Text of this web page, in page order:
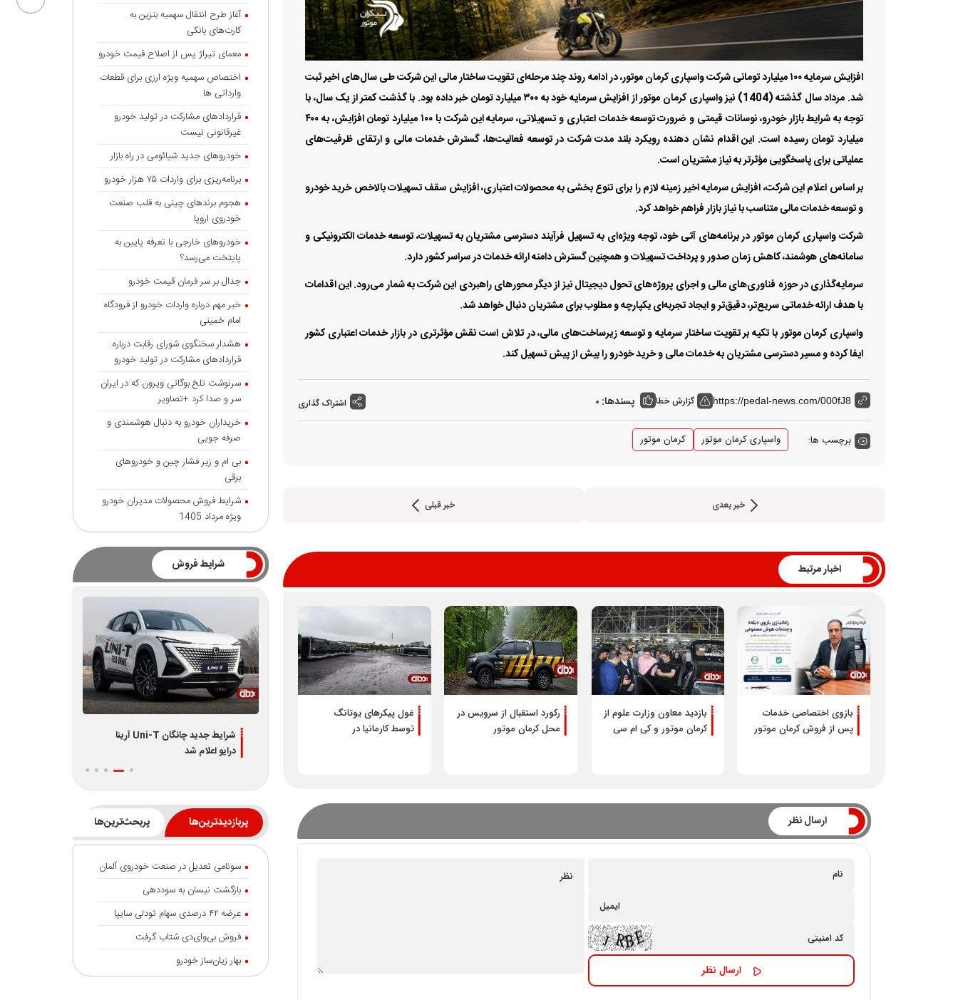
افزایش سرمایه ۱۰۰ میلیارد تومانی شرکت واسپاری کرمان موتور، در ادامه روند چند مرحله‌ای تقویت ساختار مالی این شرکت طی سال‌های اخیر ثبت
شد. مرداد سال گذشته (1404) نیز واسپاری کرمان موتور از افزایش سرمایه خود به ۳۰۰ میلیارد تومان خبر داده بود. با گذشت کمتر از یک سال، با
توجه به شرایط بازار خودرو، نوسانات قیمتی و ضرورت توسعه خدمات اعتباری و تسهیلاتی، سرمایه این شرکت با ۱۰۰ میلیارد تومان افزایش، به ۴۰۰
میلیارد تومان رسیده است. این اقدام نشان دهنده رویکرد بلند مدت شرکت در توسعه فعالیت‌ها، گسترش خدمات مالی و ارتقای ظرفیت‌های
عملیاتی برای پاسخگویی مؤثرتر به نیاز مشتریان است.
بر اساس اعلام این شرکت، افزایش سرمایه اخیر زمینه لازم را برای تنوع بخشی به محصولات اعتباری، افزایش سقف تسهیلات بالاخص خرید خودرو
و توسعه خدمات مالی متناسب با نیاز بازار فراهم خواهد کرد.
شرکت واسپاری کرمان موتور در برنامه‌های آتی خود، توجه ویژه‌ای به تسهیل فرآیند دسترسی مشتریان به تسهیلات، توسعه خدمات الکترونیکی و
سامانه‌های هوشمند، کاهش زمان صدور و پرداخت تسهیلات و همچنین گسترش دامنه ارائه خدمات در سراسر کشور دارد.
سرمایه‌گذاری در حوزه فناوری‌های مالی و اجرای پروژه‌های تحول دیجیتال نیز از دیگر محور‌های راهبردی این شرکت به شمار می‌رود. این اقدامات
با هدف ارائه خدماتی سریع‌تر، دقیق‌تر و ایجاد تجربه‌ای یکپارچه و مطلوب برای مشتریان دنبال خواهد شد.
واسپاری کرمان موتور با تکیه بر تقویت ساختار سرمایه و توسعه زیرساخت‌های مالی، در تلاش است نقش مؤثرتری در بازار خدمات اعتباری کشور
ایفا کرده و مسیر دسترسی مشتریان به خدمات مالی و خرید خودرو را بیش از پیش تسهیل کند.
https://pedal-news.com/000fJ8 گزارش خطا پسندها: 0 اشتراک گذاری
برچسب ها: واسپاری کرمان موتور کرمان موتور
خبر بعدی خبر قبلی
اخبار مرتبط
بازوی اختصاصی خدمات
پس از فروش کرمان موتور
بازدید معاون وزارت علوم از
کرمان موتور و کی ام سی
رکورد استقبال از سرویس در
محل کرمان موتور
غول پیکرهای یوتانگ
توسط کارمانیا در
ارسال نظر
آغاز طرح انتقال سهمیه بنزین به
کارت‌های بانکی
معمای تیراژ پس از اصلاح قیمت خودرو
اختصاص سهمیه ویژه ارزی برای قطعات
وارداتی ها
قراردادهای مشارکت در تولید خودرو
غیرقانونی نیست
خودروهای جدید شیائومی در راه بازار
برنامه‌ریزی برای واردات ۷۵ هزار خودرو
هجوم برندهای چینی به قلب صنعت
خودروی اروپا
خودروهای خارجی با تعرفه پایین به
پایتخت می‌رسد؟
جدال بر سر فرمان قیمت خودرو
خبر مهم درباره واردات خودرو از فرودگاه
امام خمینی
هشدار سخنگوی شورای رقابت درباره
قرارداد‌های مشارکت در تولید خودرو
سرنوشت تلخ بوگاتی ویرون که در ایران
سر و صدا کرد +تصاویر
خریداران خودرو به دنبال هوشمندی و
صرفه جویی
بی ام و زیر فشار چین و خودروهای
برقی
شرایط فروش محصولات مدیران خودرو
ویژه مرداد 1405
شرایط فروش
شرایط فروش محصولات مدیران
شرایط جدید چانگان Uni-T آرینا
درایو اعلام شد
پربازدیدترین‌ها پربحث‌ترین‌ها
سونامی تعدیل در صنعت خودروی آلمان
بازگشت نیسان به سوددهی
عرضه ۴۲ درصدی سهام تودلی سایپا
فروش بی‌وای‌دی شتاب گرفت
بهار زیان‌ساز خودرو